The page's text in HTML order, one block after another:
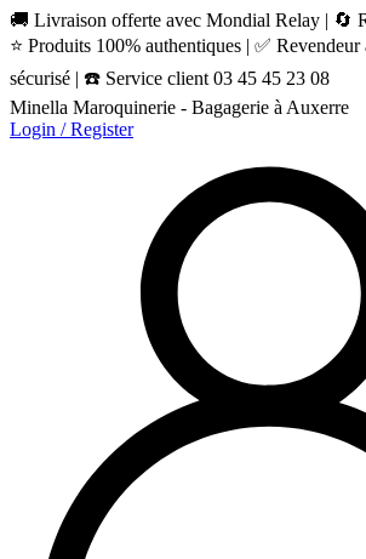
🚚 Livraison offerte avec Mondial Relay | 🔄
⭐ Produits 100% authentiques | ✅
sécurisé | ☎️ Service client 03 45 45 23 08
Minella Maroquinerie - Bagagerie à Auxerre
Login / Register